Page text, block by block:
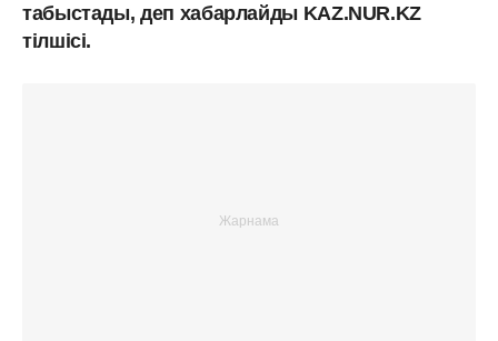
табыстады, деп хабарлайды KAZ.NUR.KZ
тілшісі.